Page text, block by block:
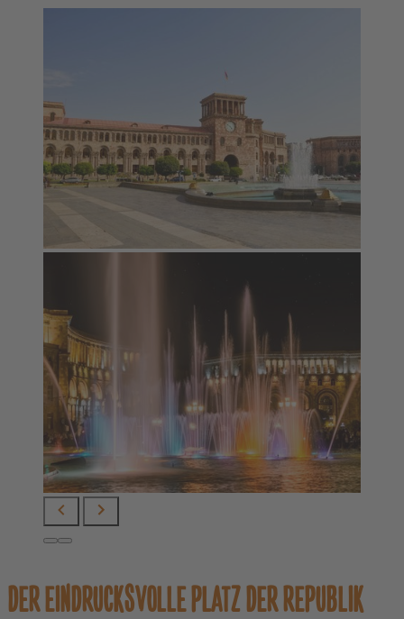
DER EINDRUCKSVOLLE PLATZ DER REPUBLIK